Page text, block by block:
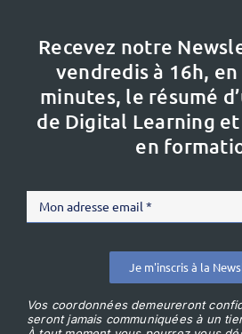
Recevez notre
vendredis à 16h, en
minutes, le résumé
de Digital Learning
en
Je m'inscris à la
Vos coordonnées demeureront
seront jamais communiquées à un